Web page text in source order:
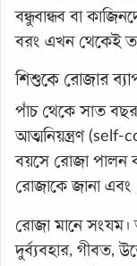
বন্ধুবান্ধব বা
বরং এখন থেকেই
শিশুকে রোজার
পাঁচ থেকে সাত
আত্মনিয়ন্ত্রণ
বয়সে রোজা পালন
রোজাকে জানা এবং
রোজা মানে
দুর্ব্যবহার, গীবত,